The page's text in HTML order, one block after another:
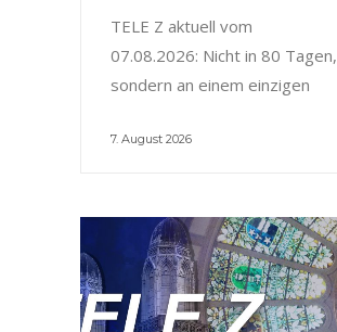
TELE Z aktuell vom
07.08.2026: Nicht in 80 Tagen,
sondern an einem einzigen
7. August 2026